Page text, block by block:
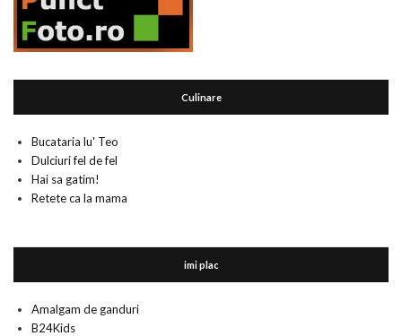
Culinare
Bucataria lu' Teo
Dulciuri fel de fel
Hai sa gatim!
Retete ca la mama
imi plac
Amalgam de ganduri
B24Kids